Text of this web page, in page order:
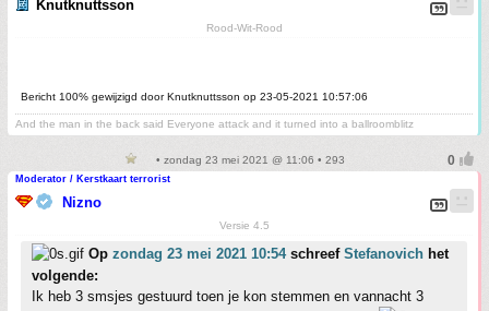
Knutknuttsson
Rood-Wit-Rood
Bericht 100% gewijzigd door Knutknuttsson op 23-05-2021 10:57:06
And the man in the back said Everyone attack and it turned into a ballroomblitz
• zondag 23 mei 2021 @ 11:06 • 293
Moderator / Kerstkaart terrorist
Nizno
Versie 4.5
Op zondag 23 mei 2021 10:54schreef Stefanovich het
volgende:
Ik heb 3 smsjes gestuurd toen je kon stemmen en vannacht 3